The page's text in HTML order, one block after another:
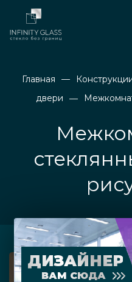
Главная
двери
ДИЗАЙНЕР
ВАМ СЮДА